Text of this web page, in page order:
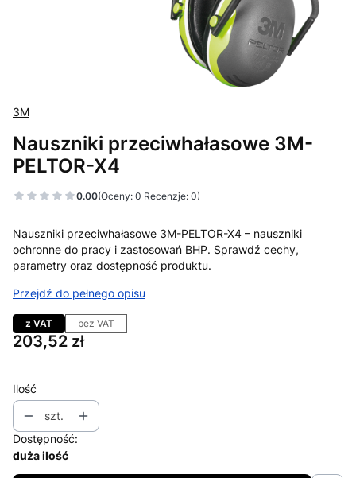
3M
Nauszniki przeciwhałasowe 3M-
PELTOR-X4
0.00(Oceny: 0 Recenzje: 0)
Nauszniki przeciwhałasowe 3M-PELTOR-X4 – nauszniki
ochronne do pracy i zastosowań BHP. Sprawdź cechy,
parametry oraz dostępność produktu.
Przejdź do pełnego opisu
z VAT bez VAT
Cena
203,52 zł
Ilość
szt.
Dostępność:
duża ilość